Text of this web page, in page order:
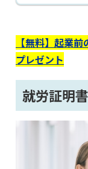
【無料】起業
プレゼント
就労証明